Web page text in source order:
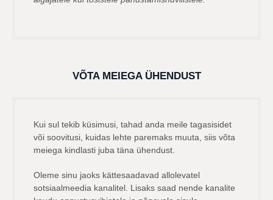
VÕTA MEIEGA ÜHENDUST
Kui sul tekib küsimusi, tahad anda meile tagasisidet
või soovitusi, kuidas lehte paremaks muuta, siis võta
meiega kindlasti juba täna ühendust.
Oleme sinu jaoks kättesaadavad allolevatel
sotsiaalmeedia kanalitel. Lisaks saad nende kanalite